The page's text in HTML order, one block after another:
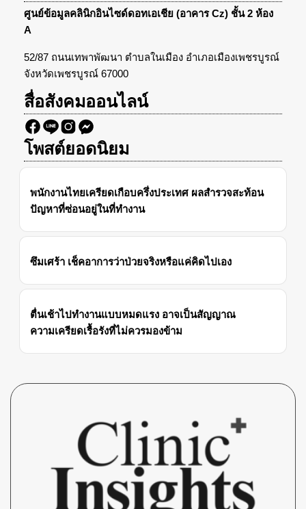
ศูนย์ข้อมูลคลินิกอินไซด์ดอทเอเชีย (อาคาร Cz) ชั้น 2 ห้อง
A
52/87 ถนนเทพาพัฒนา ตำบลในเมือง อำเภอเมืองเพชรบูรณ์
จังหวัดเพชรบูรณ์ 67000
สื่อสังคมออนไลน์
โพสต์ยอดนิยม
พนักงานไทยเครียดเกือบครึ่งประเทศ ผลสำรวจสะท้อน
ปัญหาที่ซ่อนอยู่ในที่ทำงาน
ซึมเศร้า เช็คอาการว่าป่วยจริงหรือแค่คิดไปเอง
ตื่นเช้าไปทำงานแบบหมดแรง อาจเป็นสัญญาณ
ความเครียดเรื้อรังที่ไม่ควรมองข้าม